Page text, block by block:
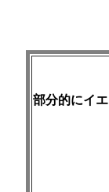
部分的にイ